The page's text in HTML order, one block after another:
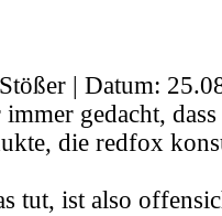
| Datum:
gedacht,
die redfox
tut, ist also